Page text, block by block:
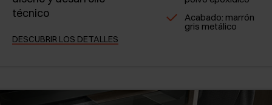
técnico
DESCUBRIR LOS DETALLES
Acabado: marrón
gris metálico